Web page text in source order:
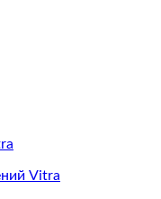
Vitra